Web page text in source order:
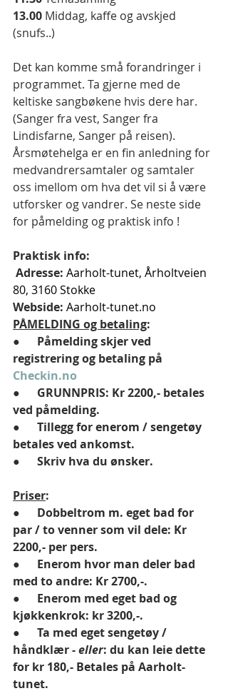
13.00 Middag, kaffe og avskjed
(snufs..)
Det kan komme små forandringer i
programmet. Ta gjerne med de
keltiske sangbøkene hvis dere har.
(Sanger fra vest, Sanger fra
Lindisfarne, Sanger på reisen).
Årsmøtehelga er en fin anledning for
medvandrersamtaler og samtaler
oss imellom om hva det vil si å være
utforsker og vandrer. Se neste side
for påmelding og praktisk info !
Praktisk info:
Adresse: Aarholt-tunet, Årholtveien
80, 3160 Stokke
Webside: Aarholt-tunet.no
PÅMELDING og betaling:
● Påmelding skjer ved
registrering og betaling på
Checkin.no
● GRUNNPRIS: Kr 2200,- betales
ved påmelding.
● Tillegg for enerom / sengetøy
betales ved ankomst.
● Skriv hva du ønsker.
Priser:
● Dobbeltrom m. eget bad for
par / to venner som vil dele: Kr
2200,- per pers.
● Enerom hvor man deler bad
med to andre: Kr 2700,-.
● Enerom med eget bad og
kjøkkenkrok: kr 3200,-.
● Ta med eget sengetøy /
håndklær - eller: du kan leie dette
for kr 180,- Betales på Aarholt-
tunet.